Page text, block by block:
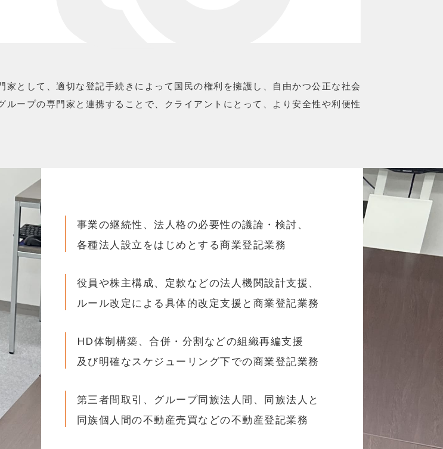
として、適切な登記手続きによって国民の権利を擁護し、自由かつ公正な社会
ープの専門家と連携することで、クライアントにとって、より安全性や利便性
事業の継続性、法人格の必要性の議論・検討、
各種法人設立をはじめとする商業登記業務
役員や株主構成、定款などの法人機関設計支援、
ルール改定による具体的改定支援と商業登記業務
HD体制構築、合併・分割などの組織再編支援
及び明確なスケジューリング下での商業登記業務
第三者間取引、グループ同族法人間、同族法人と
同族個人間の不動産売買などの不動産登記業務